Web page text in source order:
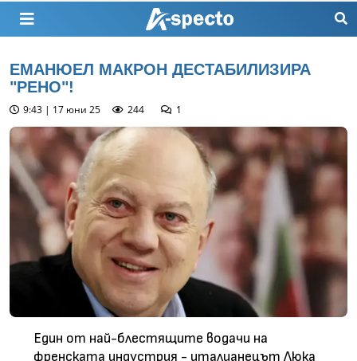
ЕМАНЮЕЛ МАКРОН ДЕСТАБИЛИЗИРА
"РЕНО"!
9:43 | 17 юни 25 244 1
Един от най-блестящите водачи на
френската индустрия - италианецът Люка